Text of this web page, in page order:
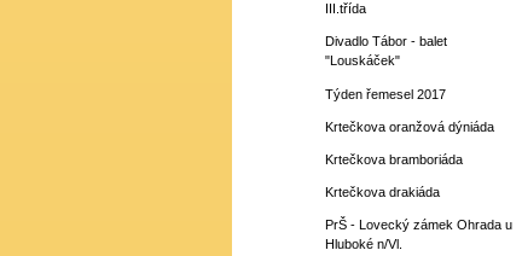
III.třída
Divadlo Tábor - balet
"Louskáček"
Týden řemesel 2017
Krtečkova oranžová dýniáda
Krtečkova bramboriáda
Krtečkova drakiáda
PrŠ - Lovecký zámek Ohrada u
Hluboké n/Vl.